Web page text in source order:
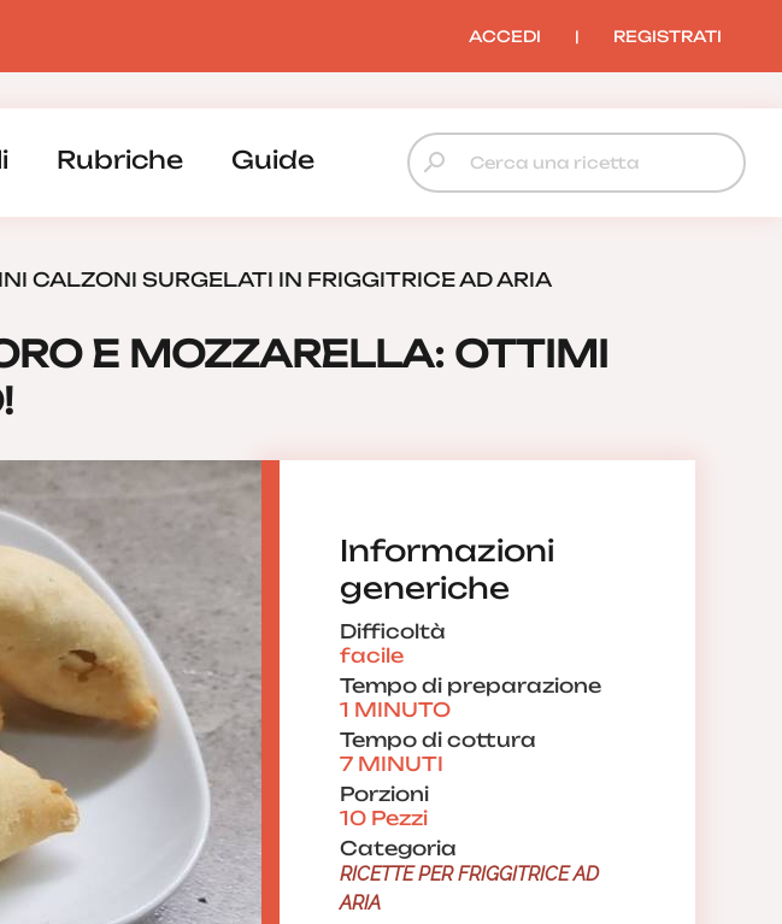
ACCEDI | REGISTRATI
Rubriche Guide
CALZONI SURGELATI IN FRIGGITRICE AD ARIA
E MOZZARELLA: OTTIMI
Informazioni
generiche
Difficoltà
facile
Tempo di preparazione
1 MINUTO
Tempo di cottura
7 MINUTI
Porzioni
10 Pezzi
Categoria
RICETTE PER FRIGGITRICE AD
ARIA